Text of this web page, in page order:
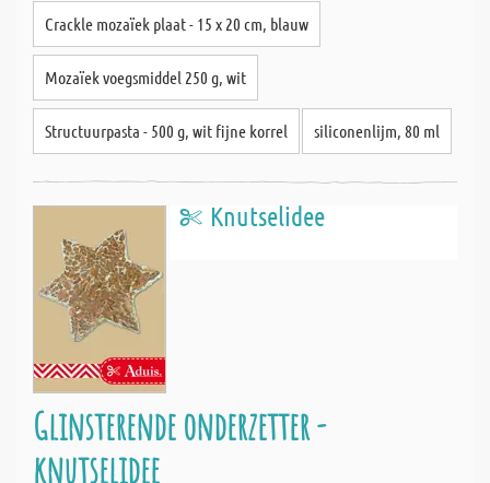
Crackle mozaïek plaat - 15 x 20 cm, blauw
Mozaïek voegsmiddel 250 g, wit
Structuurpasta - 500 g, wit fijne korrel siliconenlijm, 80 ml
Knutselidee
Glinsterende onderzetter -
knutselidee